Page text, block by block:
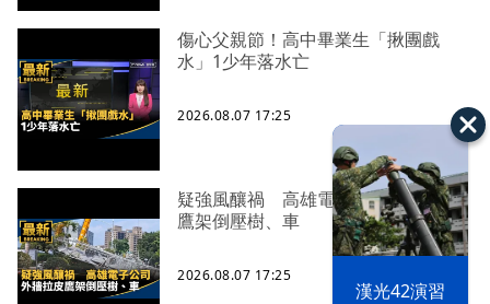
漢光42演習
傷心父親節！高中畢業生「揪團戲
水」1少年落水亡
2026.08.07 17:25
疑強風釀禍 高雄電子公司外牆拉皮
鷹架倒壓樹、車
2026.08.07 17:25